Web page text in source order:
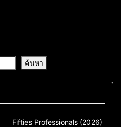
ค้นหา
Action & Adventure
Fifties Professionals (2026)